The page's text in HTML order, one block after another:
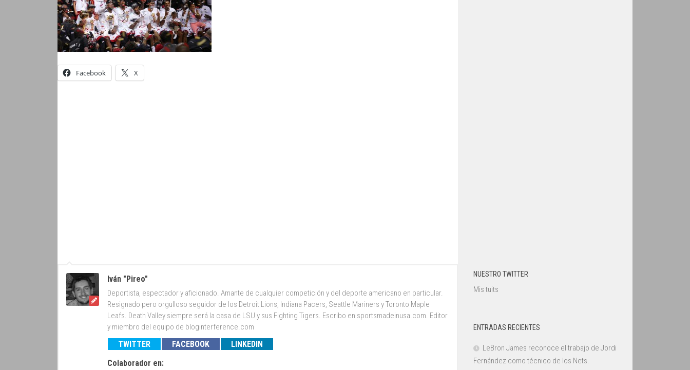
Facebook X
Iván "Pireo"
Deportista, espectador y aficionado. Amante de cualquier competición y del deporte americano en particular.
Resignado pero orgulloso seguidor de los Detroit Lions, Indiana Pacers, Seattle Mariners y Toronto Maple
Leafs. Death Valley siempre será la casa de LSU y sus Fighting Tigers. Escribo en sportsmadeinusa.com. Editor
y miembro del equipo de bloginterference.com
TWITTER FACEBOOK
LINKEDIN
Colaborador en:
NUESTRO TWITTER
Mis tuits
ENTRADAS RECIENTES
LeBron James reconoce el trabajo de Jordi
Fernández como técnico de los Nets.